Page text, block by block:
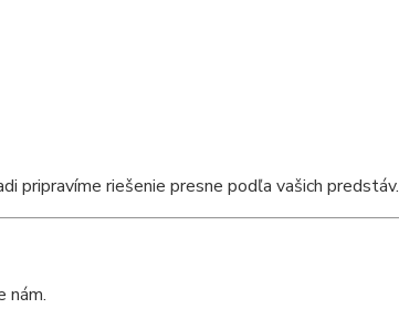
pripravíme riešenie presne podľa vašich predstáv.
nám.